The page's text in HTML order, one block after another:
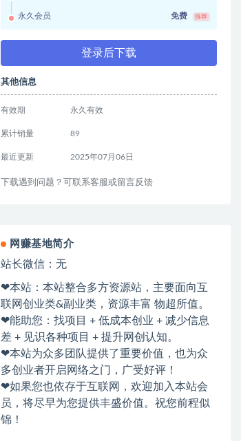
永久会员 免费 推荐
登录后下载
其他信息
有效期 永久有效
累计销量 89
最近更新 2025年07月06日
下载遇到问题？可联系客服或留言反馈
网赚基地简介
站长微信：无
❤本站：本站整合多方资源站，主要面向互
联网创业类&副业类，资源丰富 物超所值。
❤能助您：找项目 + 低成本创业 + 减少信息
差 + 见识各种项目 + 提升网创认知。
❤本站为众多团队提供了重要价值，也为众
多创业者开启网络之门，广受好评！
❤如果您也依存于互联网，欢迎加入本站会
员，将尽早为您提供丰盛价值。祝您前程似
锦！